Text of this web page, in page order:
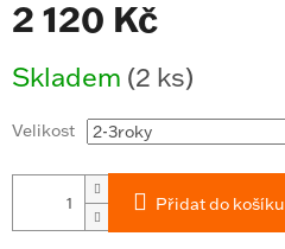
2 120 Kč
cena:
Skladem (2 ks)
Velikost
Přidat do košíku